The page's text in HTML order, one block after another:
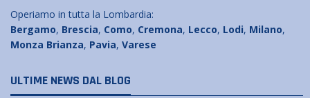
Operiamo in tutta la Lombardia:
Bergamo, Brescia, Como, Cremona, Lecco, Lodi, Milano,
Monza Brianza, Pavia, Varese
ULTIME NEWS DAL BLOG